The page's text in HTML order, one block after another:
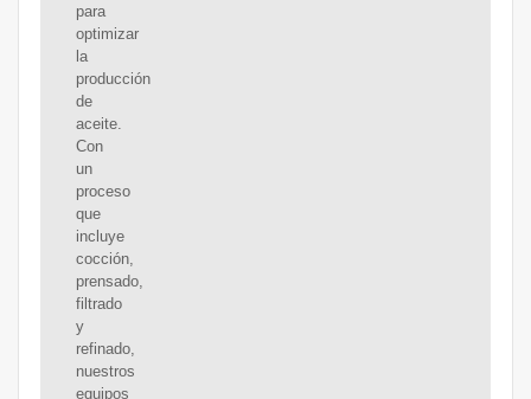
para
optimizar
la
producción
de
aceite.
Con
un
proceso
que
incluye
cocción,
prensado,
filtrado
y
refinado,
nuestros
equipos